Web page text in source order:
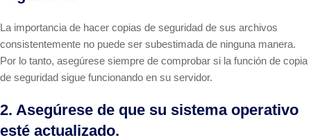
La importancia de hacer copias de seguridad de sus archivos
consistentemente no puede ser subestimada de ninguna manera.
Por lo tanto, asegúrese siempre de comprobar si la función de copia
de seguridad sigue funcionando en su servidor.
2. Asegúrese de que su sistema operativo
esté actualizado.